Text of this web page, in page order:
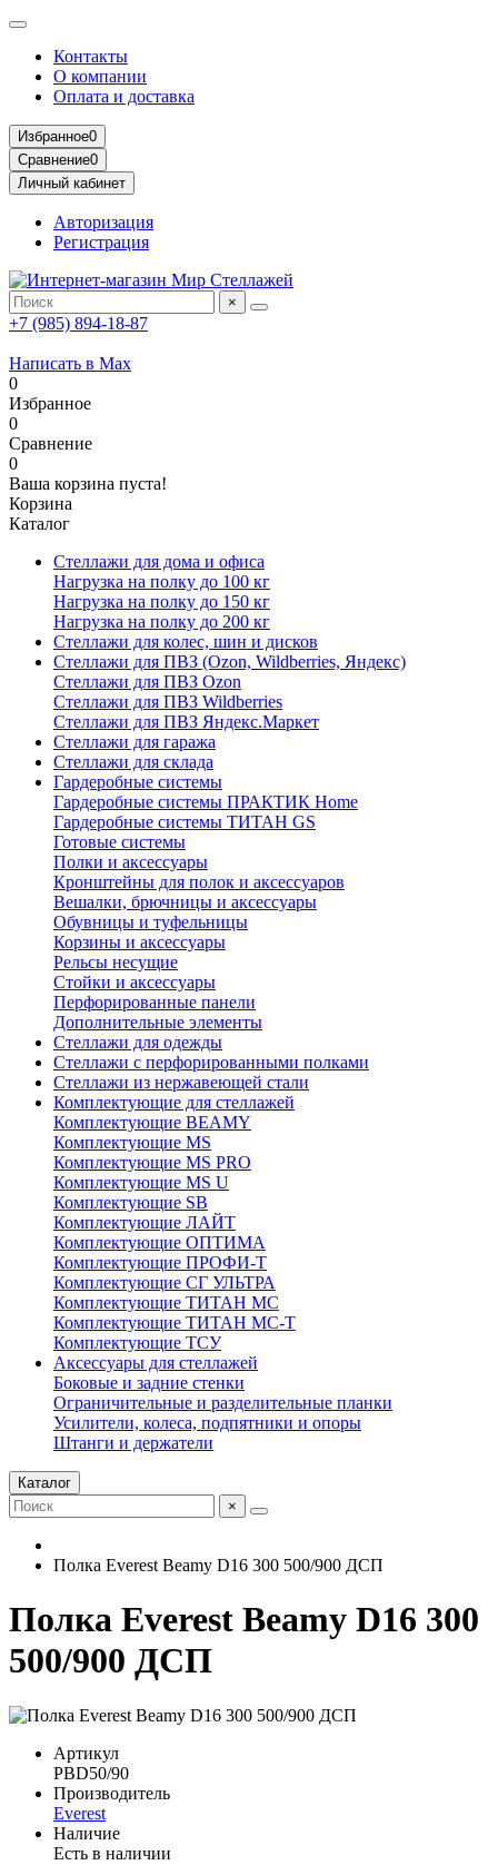
Контакты
О компании
Оплата и доставка
Избранное0
Сравнение0
Личный кабинет
Авторизация
Регистрация
×
+7 (985) 894-18-87
Написать в Max
0
Избранное
0
Сравнение
0
Ваша корзина пуста!
Корзина
Каталог
Стеллажи для дома и офиса
Нагрузка на полку до 100 кг
Нагрузка на полку до 150 кг
Нагрузка на полку до 200 кг
Стеллажи для колес, шин и дисков
Стеллажи для ПВЗ (Ozon, Wildberries, Яндекс)
Стеллажи для ПВЗ Ozon
Стеллажи для ПВЗ Wildberries
Стеллажи для ПВЗ Яндекс.Маркет
Стеллажи для гаража
Стеллажи для склада
Гардеробные системы
Гардеробные системы ПРАКТИК Home
Гардеробные системы ТИТАН GS
Готовые системы
Полки и аксессуары
Кронштейны для полок и аксессуаров
Вешалки, брючницы и аксессуары
Обувницы и туфельницы
Корзины и аксессуары
Рельсы несущие
Стойки и аксессуары
Перфорированные панели
Дополнительные элементы
Стеллажи для одежды
Стеллажи с перфорированными полками
Стеллажи из нержавеющей стали
Комплектующие для стеллажей
Комплектующие BEAMY
Комплектующие MS
Комплектующие MS PRO
Комплектующие MS U
Комплектующие SB
Комплектующие ЛАЙТ
Комплектующие ОПТИМА
Комплектующие ПРОФИ-Т
Комплектующие СГ УЛЬТРА
Комплектующие ТИТАН МС
Комплектующие ТИТАН МС-Т
Комплектующие ТСУ
Аксессуары для стеллажей
Боковые и задние стенки
Ограничительные и разделительные планки
Усилители, колеса, подпятники и опоры
Штанги и держатели
Каталог
×
Полка Everest Beamy D16 300 500/900 ДСП
Полка Everest Beamy D16 300
500/900 ДСП
Артикул
PBD50/90
Производитель
Everest
Наличие
Есть в наличии